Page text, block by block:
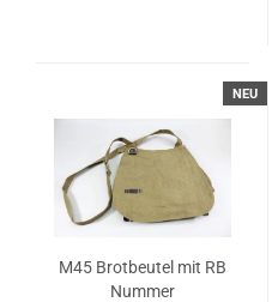
NEU
M45 Brotbeutel mit RB
Nummer